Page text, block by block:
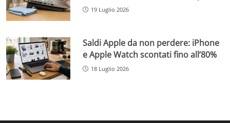
19 Luglio 2026
Saldi Apple da non perdere: iPhone
e Apple Watch scontati fino all’80%
18 Luglio 2026